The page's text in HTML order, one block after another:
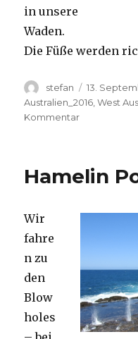
in unsere
Waden.
Die Füße werden
Autor
stefan
am
13.
Australien_2016 ,West
Kommentarzu
Hamelin
Wir
fahre
n zu
den
Blow
holes